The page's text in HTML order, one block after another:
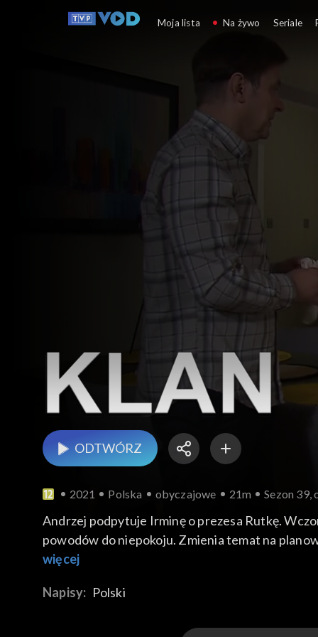
Klan
ODTWÓRZ
2021 Polska obyczajowe 21m Sezon 39,
Andrzej podpytuje Irminę o prezesa Rutkę.
powodów do niepokoju. Zmienia temat na
ubezpieczenia trzeba długo czekać, a na
więcej
Napisy: Polski
Moja lista Na żywo Seriale